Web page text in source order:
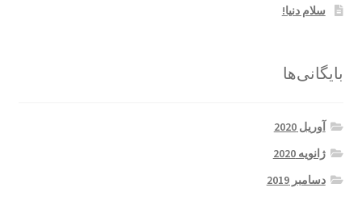
سلام دنیا!
بایگانی‌ها
آوریل 2020
ژانویه 2020
دسامبر 2019